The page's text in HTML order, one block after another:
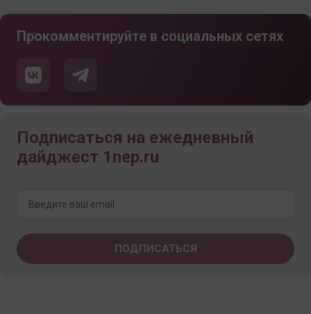
Прокомментируйте в социальных сетях
Подписаться на ежедневный
дайджест 1nep.ru